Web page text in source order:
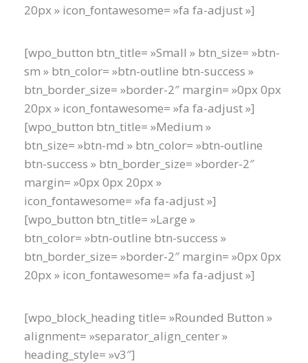
20px » icon_fontawesome= »fa fa-adjust »]
[wpo_button btn_title= »Small » btn_size= »btn-
sm » btn_color= »btn-outline btn-success »
btn_border_size= »border-2″ margin= »0px 0px
20px » icon_fontawesome= »fa fa-adjust »]
[wpo_button btn_title= »Medium »
btn_size= »btn-md » btn_color= »btn-outline
btn-success » btn_border_size= »border-2″
margin= »0px 0px 20px »
icon_fontawesome= »fa fa-adjust »]
[wpo_button btn_title= »Large »
btn_color= »btn-outline btn-success »
btn_border_size= »border-2″ margin= »0px 0px
20px » icon_fontawesome= »fa fa-adjust »]
[wpo_block_heading title= »Rounded Button »
alignment= »separator_align_center »
heading_style= »v3″]